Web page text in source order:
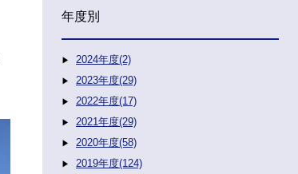
年度別
2024年度(2)
2023年度(29)
2022年度(17)
2021年度(29)
2020年度(58)
2019年度(124)